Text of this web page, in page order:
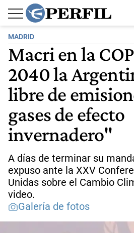
MADRID
Macri en la
2040 la
libre de
gases de efecto
invernadero"
A días de terminar su
expuso ante la XXV
Unidas sobre el Cambio
video.
Galería de fotos